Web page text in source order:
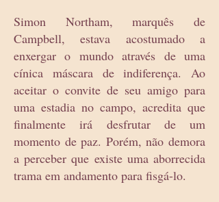
Simon Northam, marquês de
Campbell, estava acostumado a
enxergar o mundo através de uma
cínica máscara de indiferença. Ao
aceitar o convite de seu amigo para
uma estadia no campo, acredita que
finalmente irá desfrutar de um
momento de paz. Porém, não demora
a perceber que existe uma aborrecida
trama em andamento para fisgá-lo.